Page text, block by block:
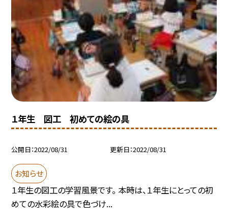
１年生 図工 初めての絵の具
公開日 2022/08/31 更新日 2022/08/31
お知らせ
１年生の図工の学習風景です。 本時は、１年生にとっての初
めての水彩絵の具で色づけ...